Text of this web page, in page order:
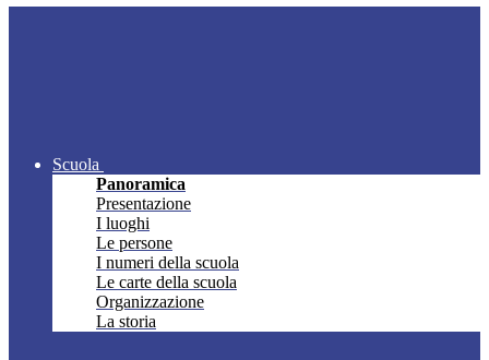
Scuola
Panoramica
Presentazione
I luoghi
Le persone
I numeri della scuola
Le carte della scuola
Organizzazione
La storia